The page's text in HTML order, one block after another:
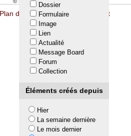
Dossier
Formulaire
Image
Lien
Actualité
Message Board
Forum
Collection
Éléments créés depuis
Hier
La semaine dernière
Le mois dernier
Plan du site Accessibilité Contact